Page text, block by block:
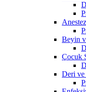
Beyin
Çocuk
Deri ve